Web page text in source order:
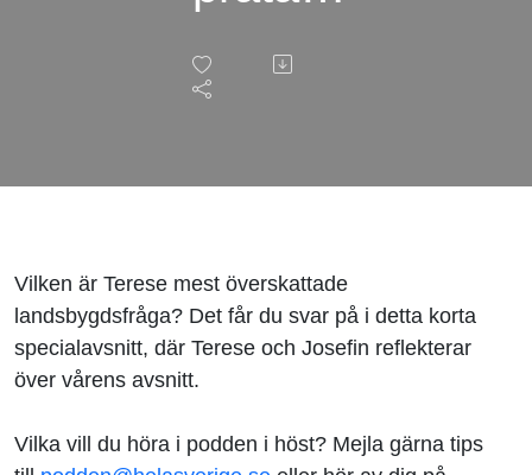
med
Josefin
Vilken är Terese mest överskattade
landsbygdsfråga? Det får du svar på i detta korta
specialavsnitt, där Terese och Josefin reflekterar
över vårens avsnitt.
Vilka vill du höra i podden i höst? Mejla gärna tips